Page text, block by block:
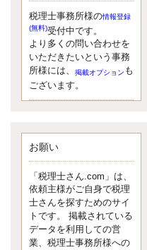
湘南BUN税理士事務所
湘南のぽっちゃり女性税理
士松村文子と湘南ＢＵ
また最近、税理士試験のご相談を
受けることおおくなりました。受
験申し込み受け付け開始になるか
ダメと思う前に、全力で勝負して
みたいです！
京都のやわらか女性税理
イクメン税理士による税金
ブログです。
なくて七クセ 目は口ほどにモノを
税理士事務所様の情報登録
(無料)受付中です。
より多くの問い合わせを
いただきたいという事務
所様には、
掲載オプション も
ございます。
お願い
「税理士さん.com」は、
依頼主様がご自身で税理
士さんを探すためのサイ
トです。 掲載されている
データを利用しての営
業、税理士事務所様への